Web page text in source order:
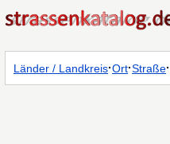
Länder / Landkreis·Ort·Straße·